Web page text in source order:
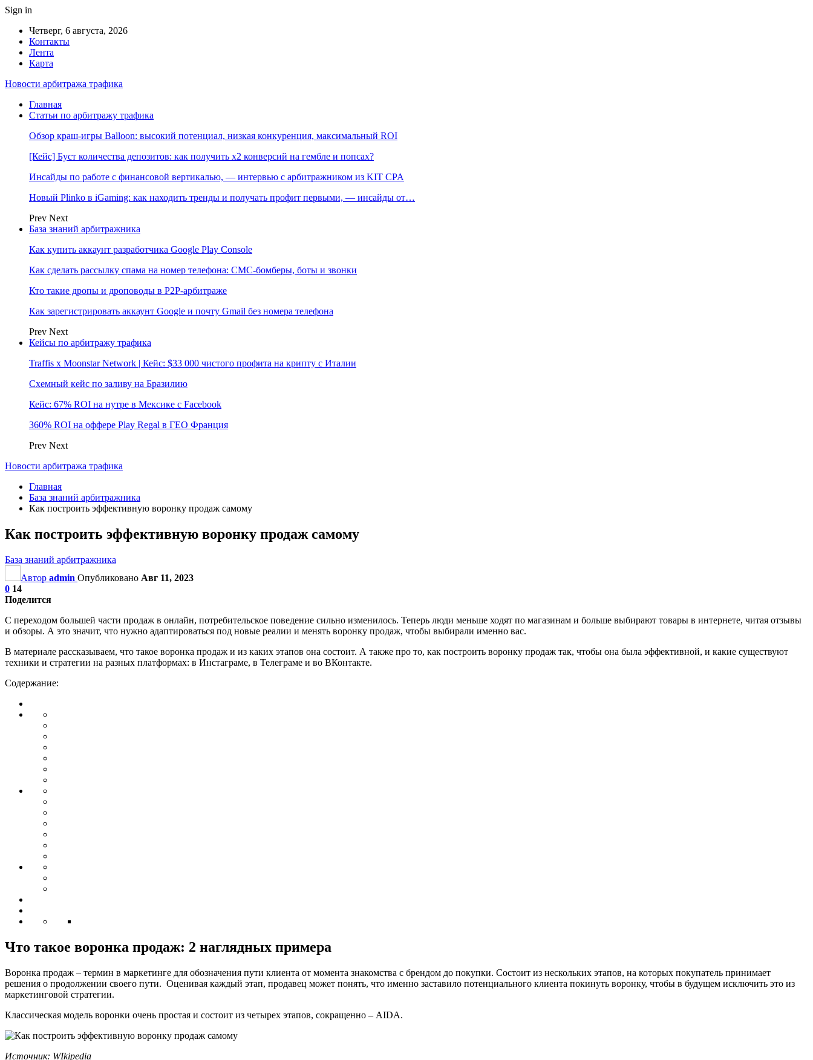
Sign in
Четверг, 6 августа, 2026
Контакты
Лента
Карта
Новости арбитража трафика
Главная
Статьи по арбитражу трафика
Обзор краш-игры Balloon: высокий потенциал, низкая конкуренция, максимальный ROI
[Кейс] Буст количества депозитов: как получить х2 конверсий на гембле и попсах?
Инсайды по работе с финансовой вертикалью, — интервью с арбитражником из KIT CPA
Новый Plinko в iGaming: как находить тренды и получать профит первыми, — инсайды от…
Prev Next
База знаний арбитражника
Как купить аккаунт разработчика Google Play Console
Как сделать рассылку спама на номер телефона: СМС-бомберы, боты и звонки
Кто такие дропы и дроповоды в P2P-арбитраже
Как зарегистрировать аккаунт Google и почту Gmail без номера телефона
Prev Next
Кейсы по арбитражу трафика
Traffis x Moonstar Network | Кейс: $33 000 чистого профита на крипту с Италии
Схемный кейс по заливу на Бразилию
Кейс: 67% ROI на нутре в Мексике с Facebook
360% ROI на оффере Play Regal в ГЕО Франция
Prev Next
Новости арбитража трафика
Главная
База знаний арбитражника
Как построить эффективную воронку продаж самому
Как построить эффективную воронку продаж самому
База знаний арбитражника
Автор admin Опубликовано Авг 11, 2023
0 14
Поделится
С переходом большей части продаж в онлайн, потребительское поведение сильно изменилось. Теперь люди меньше ходят по магазинам и больше выбирают товары в интернете, читая отзывы
и обзоры. А это значит, что нужно адаптироваться под новые реалии и менять воронку продаж, чтобы выбирали именно вас.
В материале рассказываем, что такое воронка продаж и из каких этапов она состоит. А также про то, как построить воронку продаж так, чтобы она была эффективной, и какие существуют
техники и стратегии на разных платформах: в Инстаграме, в Телеграме и во ВКонтакте.
Содержание:
Что такое воронка продаж: 2 наглядных примера
Воронка продаж – термин в маркетинге для обозначения пути клиента от момента знакомства с брендом до покупки. Состоит из нескольких этапов, на которых покупатель принимает
решения о продолжении своего пути. Оценивая каждый этап, продавец может понять, что именно заставило потенциального клиента покинуть воронку, чтобы в будущем исключить это из
маркетинговой стратегии.
Классическая модель воронки очень простая и состоит из четырех этапов, сокращенно – AIDA.
Источник: WIkipedia